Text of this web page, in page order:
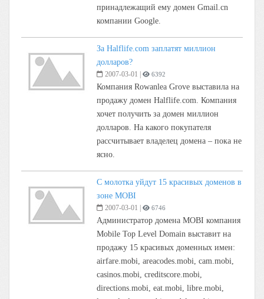
принадлежащий ему домен Gmail.cn
компании Google.
За Halflife.com заплатят миллион
долларов?
2007-03-01 6392
Компания Rowanlea Grove выставила на
продажу домен Halflife.com. Компания
хочет получить за домен миллион
долларов. На какого покупателя
рассчитывает владелец домена – пока не
ясно.
С молотка уйдут 15 красивых доменов в
зоне MOBI
2007-03-01 6746
Администратор домена MOBI компания
Mobile Top Level Domain выставит на
продажу 15 красивых доменных имен:
airfare.mobi, areacodes.mobi, cam.mobi,
casinos.mobi, creditscore.mobi,
directions.mobi, eat.mobi, libre.mobi,